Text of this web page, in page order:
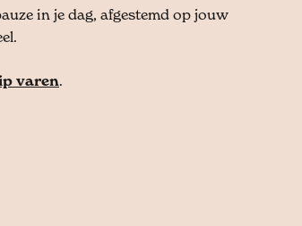
in je dag, afgestemd op jouw
varen.